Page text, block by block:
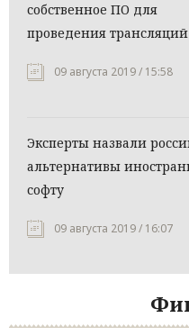
собственное ПО для
проведения трансляций
09 августа 2019 / 15:58
Эксперты назвали
альтернативы
софту
09 августа 2019 / 16:07